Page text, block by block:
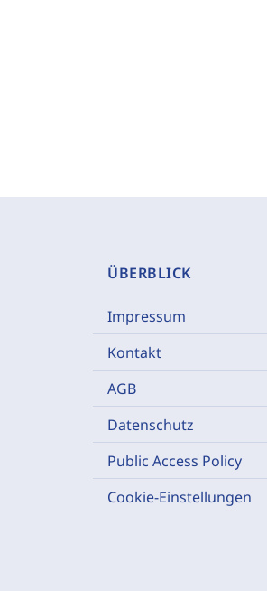
ÜBERBLICK
Impressum
Kontakt
AGB
Datenschutz
Public Access Policy
Cookie-Einstellungen